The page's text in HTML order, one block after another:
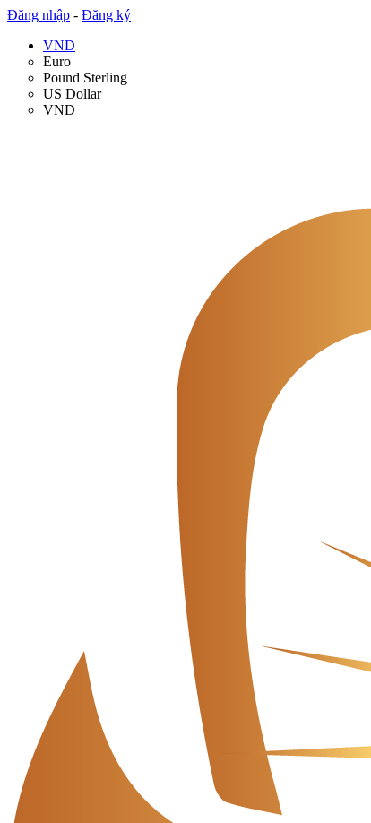
Đăng nhập - Đăng ký
VND
Euro
Pound Sterling
US Dollar
VND